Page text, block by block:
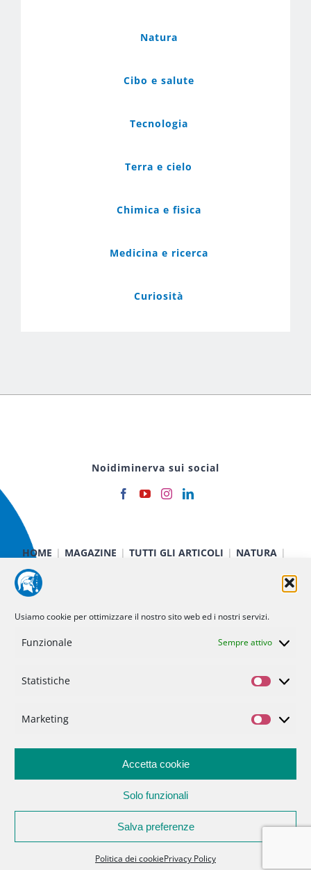
Usiamo cookie per ottimizzare il nostro sito web ed i nostri servizi.
Funzionale Sempre attivo
Statistiche
Marketing
Accetta cookie
Solo funzionali
Salva preferenze
Politica dei cookiePrivacy Policy
Natura
Cibo e salute
Tecnologia
Terra e cielo
Chimica e fisica
Medicina e ricerca
Curiosità
Noidiminerva sui social
HOME MAGAZINE TUTTI GLI ARTICOLI
NATURA
CIBO E SALUTE
NOI DI MINERVA
STATUTO SOSTIENICI CONTATTI